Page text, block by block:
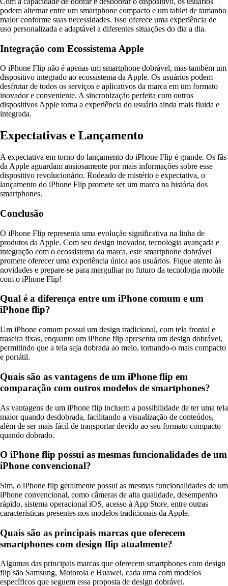
podem alternar entre um smartphone compacto e um tablet de tamanho
maior conforme suas necessidades. Isso oferece uma experiência de
uso personalizada e adaptável a diferentes situações do dia a dia.
Integração com Ecossistema Apple
O iPhone Flip não é apenas um smartphone dobrável, mas também um
dispositivo integrado ao ecossistema da Apple. Os usuários podem
desfrutar de todos os serviços e aplicativos da marca em um formato
inovador e conveniente. A sincronização perfeita com outros
dispositivos Apple torna a experiência do usuário ainda mais fluida e
integrada.
Expectativas e Lançamento
A expectativa em torno do lançamento do iPhone Flip é grande. Os fãs
da Apple aguardam ansiosamente por mais informações sobre esse
dispositivo revolucionário. Rodeado de mistério e expectativa, o
lançamento do iPhone Flip promete ser um marco na história dos
smartphones.
Conclusão
O iPhone Flip representa uma evolução significativa na linha de
produtos da Apple. Com seu design inovador, tecnologia avançada e
integração com o ecossistema da marca, este smartphone dobrável
promete oferecer uma experiência única aos usuários. Fique atento às
novidades e prepare-se para mergulhar no futuro da tecnologia mobile
com o iPhone Flip!
Qual é a diferença entre um iPhone comum e um
iPhone flip?
Um iPhone comum possui um design tradicional, com tela frontal e
traseira fixas, enquanto um iPhone flip apresenta um design dobrável,
permitindo que a tela seja dobrada ao meio, tornando-o mais compacto
e portátil.
Quais são as vantagens de um iPhone flip em
comparação com outros modelos de smartphones?
As vantagens de um iPhone flip incluem a possibilidade de ter uma tela
maior quando desdobrada, facilitando a visualização de conteúdos,
além de ser mais fácil de transportar devido ao seu formato compacto
quando dobrado.
O iPhone flip possui as mesmas funcionalidades de um
iPhone convencional?
Sim, o iPhone flip geralmente possui as mesmas funcionalidades de um
iPhone convencional, como câmeras de alta qualidade, desempenho
rápido, sistema operacional iOS, acesso à App Store, entre outras
características presentes nos modelos tradicionais da Apple.
Quais são as principais marcas que oferecem
smartphones com design flip atualmente?
Algumas das principais marcas que oferecem smartphones com design
flip são Samsung, Motorola e Huawei, cada uma com modelos
específicos que seguem essa proposta de design dobrável.